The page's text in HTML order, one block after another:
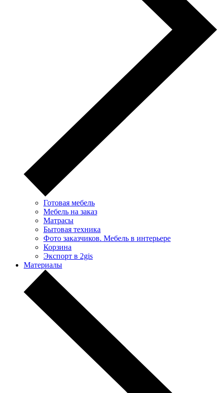
Готовая мебель
Мебель на заказ
Матрасы
Бытовая техника
Фото заказчиков. Мебель в интерьере
Корзина
Экспорт в 2gis
Материалы